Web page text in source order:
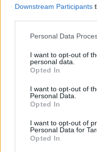
Downstream Participants
Personal Data
I want to opt-out of
personal data.
Opted In
I want to opt-out of
Personal Data.
Opted In
I want to opt-out of
Personal Data for
Opted In
Hyri me Jet Ski në
hapësirën e pushuesve